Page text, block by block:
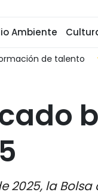
Ambiente
de talento
2025, la